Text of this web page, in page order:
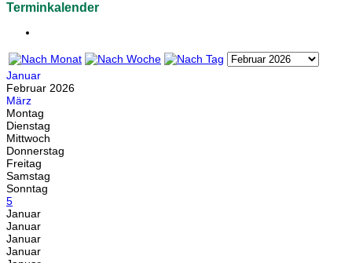
Terminkalender
Januar
Februar 2026
März
Montag
Dienstag
Mittwoch
Donnerstag
Freitag
Samstag
Sonntag
5
Januar
Januar
Januar
Januar